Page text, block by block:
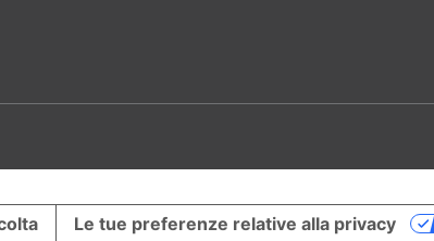
Le tue preferenze relative alla privacy